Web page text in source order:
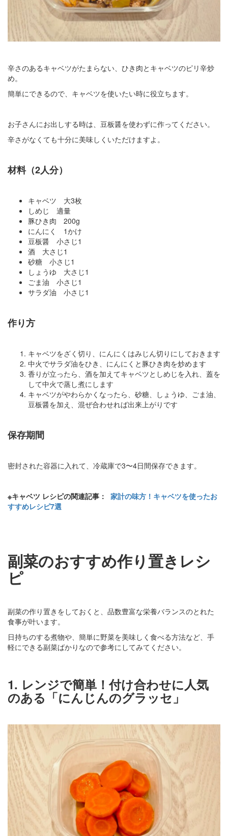
辛さのあるキャベツがたまらない、ひき肉とキャベツのピリ辛炒
め。
簡単にできるので、キャベツを使いたい時に役立ちます。
お子さんにお出しする時は、豆板醤を使わずに作ってください。
辛さがなくても十分に美味しくいただけますよ。
材料（2人分）
キャベツ 大3枚
しめじ 適量
豚ひき肉 200g
にんにく 1かけ
豆板醤 小さじ1
酒 大さじ1
砂糖 小さじ1
しょうゆ 大さじ1
ごま油 小さじ1
サラダ油 小さじ1
作り方
キャベツをざく切り、にんにくはみじん切りにしておきます
中火でサラダ油をひき、にんにくと豚ひき肉を炒めます
香りが立ったら、酒を加えてキャベツとしめじを入れ、蓋を
して中火で蒸し煮にします
キャベツがやわらかくなったら、砂糖、しょうゆ、ごま油、
豆板醤を加え、混ぜ合わせれば出来上がりです
保存期間
密封された容器に入れて、冷蔵庫で3〜4日間保存できます。
※キャベツ レシピの関連記事： 家計の味方！キャベツを使ったお
すすめレシピ7選
副菜のおすすめ作り置きレシ
ピ
副菜の作り置きをしておくと、品数豊富な栄養バランスのとれた
食事が叶います。
日持ちのする煮物や、簡単に野菜を美味しく食べる方法など、手
軽にできる副菜ばかりなので参考にしてみてください。
1. レンジで簡単！付け合わせに人気
のある「にんじんのグラッセ」